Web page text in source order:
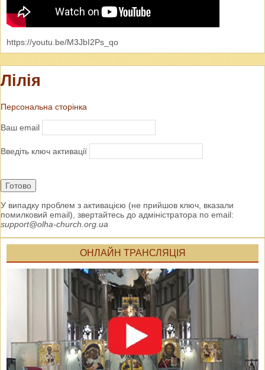
https://youtu.be/M3JbI2Ps_qo
Лілія
Персональна сторінка
Ваш email
Введіть ключ активації
Готово
У випадку проблем з активацією (не прийшов ключ, вказали
помилковий email), звертайтесь до адміністратора по email:
support@olha-church.org.ua
ОНЛАЙН ТРАНСЛЯЦІЯ